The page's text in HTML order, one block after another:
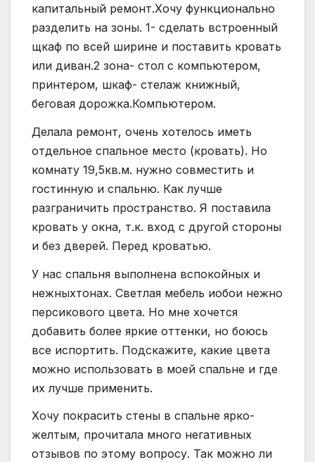
капитальный ремонт.Хочу функционально
разделить на зоны. 1- сделать встроенный
щкаф по всей ширине и поставить кровать
или диван.2 зона- стол с компьютером,
принтером, шкаф- стелаж книжный,
беговая дорожка.Компьютером.
Делала ремонт, очень хотелось иметь
отдельное спальное место (кровать). Но
комнату 19,5кв.м. нужно совместить и
гостинную и спальню. Как лучше
разграничить пространство. Я поставила
кровать у окна, т.к. вход с другой стороны
и без дверей. Перед кроватью.
У нас спальня выполнена вспокойных и
нежныхтонах. Светлая мебель иобои нежно
персикового цвета. Но мне хочется
добавить более яркие оттенки, но боюсь
все испортить. Подскажите, какие цвета
можно использовать в моей спальне и где
их лучше применить.
Хочу покрасить стены в спальне ярко-
желтым, прочитала много негативных
отзывов по этому вопросу. Так можно ли